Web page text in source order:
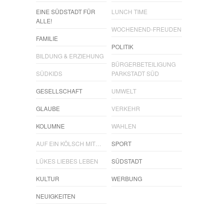
EINE SÜDSTADT FÜR
ALLE!
FAMILIE
BILDUNG & ERZIEHUNG
SÜDKIDS
GESELLSCHAFT
GLAUBE
KOLUMNE
AUF EIN KÖLSCH MIT…
LÜKES LIEBES LEBEN
KULTUR
NEUIGKEITEN
LUNCH TIME
WOCHENEND-FREUDEN
POLITIK
BÜRGERBETEILIGUNG
PARKSTADT SÜD
UMWELT
VERKEHR
WAHLEN
SPORT
SÜDSTADT
WERBUNG